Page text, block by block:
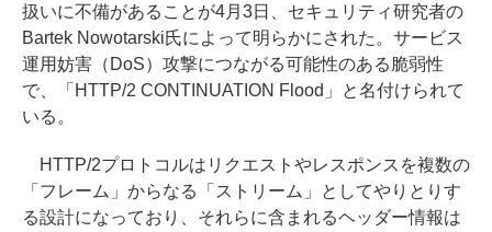
扱いに不備があることが4月3日、セキュリティ研究者の
Bartek Nowotarski氏によって明らかにされた。サービス
運用妨害（DoS）攻撃につながる可能性のある脆弱性
で、「HTTP/2 CONTINUATION Flood」と名付けられて
いる。
HTTP/2プロトコルはリクエストやレスポンスを複数の
「フレーム」からなる「ストリーム」としてやりとりす
る設計になっており、それらに含まれるヘッダー情報は